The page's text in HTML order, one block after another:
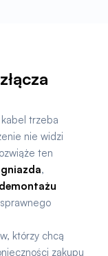
trzeba
nie widzi
ten
,
demontażu
którzy chcą
zakupu